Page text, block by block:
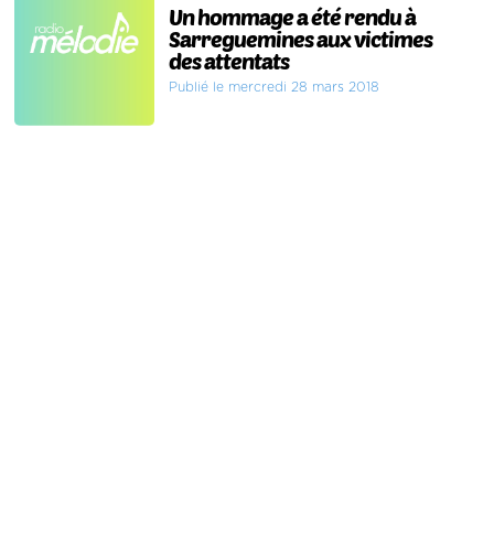
Un hommage a été rendu à
Sarreguemines aux victimes
des attentats
Publié le mercredi 28 mars 2018